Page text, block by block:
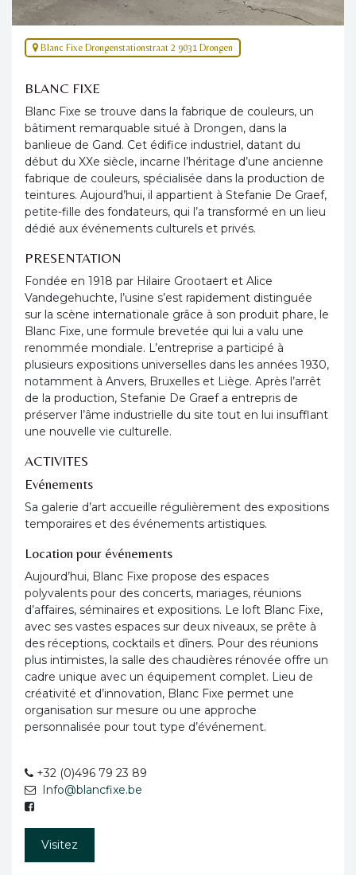
Blanc Fixe Drongenstationstraat 2 9031 Drongen
BLANC FIXE
Blanc Fixe se trouve dans la fabrique de couleurs, un
bâtiment remarquable situé à Drongen, dans la
banlieue de Gand. Cet édifice industriel, datant du
début du XXe siècle, incarne l’héritage d’une ancienne
fabrique de couleurs, spécialisée dans la production de
teintures. Aujourd’hui, il appartient à Stefanie De Graef,
petite-fille des fondateurs, qui l’a transformé en un lieu
dédié aux événements culturels et privés.
PRESENTATION
Fondée en 1918 par Hilaire Grootaert et Alice
Vandegehuchte, l’usine s’est rapidement distinguée
sur la scène internationale grâce à son produit phare, le
Blanc Fixe, une formule brevetée qui lui a valu une
renommée mondiale. L’entreprise a participé à
plusieurs expositions universelles dans les années 1930,
notamment à Anvers, Bruxelles et Liège. Après l’arrêt
de la production, Stefanie De Graef a entrepris de
préserver l’âme industrielle du site tout en lui insufflant
une nouvelle vie culturelle.
ACTIVITES
Evénements
Sa galerie d’art accueille régulièrement des expositions
temporaires et des événements artistiques.
Location pour événements
Aujourd’hui, Blanc Fixe propose des espaces
polyvalents pour des concerts, mariages, réunions
d’affaires, séminaires et expositions. Le loft Blanc Fixe,
avec ses vastes espaces sur deux niveaux, se prête à
des réceptions, cocktails et dîners. Pour des réunions
plus intimistes, la salle des chaudières rénovée offre un
cadre unique avec un équipement complet. Lieu de
créativité et d’innovation, Blanc Fixe permet une
organisation sur mesure ou une approche
personnalisée pour tout type d’événement.
+32 (0)496 79 23 89
Info@blancfixe.be
Visitez